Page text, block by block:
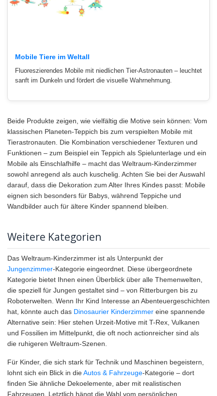
Mobile Tiere im Weltall
Fluoreszierendes Mobile mit niedlichen Tier-Astronauten – leuchtet
sanft im Dunkeln und fördert die visuelle Wahrnehmung.
Beide Produkte zeigen, wie vielfältig die Motive sein können: Vom
klassischen Planeten-Teppich bis zum verspielten Mobile mit
Tierastronauten. Die Kombination verschiedener Texturen und
Funktionen – zum Beispiel ein Teppich als Spielunterlage und ein
Mobile als Einschlafhilfe – macht das Weltraum-Kinderzimmer
sowohl anregend als auch kuschelig. Achten Sie bei der Auswahl
darauf, dass die Dekoration zum Alter Ihres Kindes passt: Mobile
eignen sich besonders für Babys, während Teppiche und
Wandbilder auch für ältere Kinder spannend bleiben.
Weitere Kategorien
Das Weltraum-Kinderzimmer ist als Unterpunkt der
Jungenzimmer-Kategorie eingeordnet. Diese übergeordnete
Kategorie bietet Ihnen einen Überblick über alle Themenwelten,
die speziell für Jungen gestaltet sind – von Ritterburgen bis zu
Roboterwelten. Wenn Ihr Kind Interesse an Abenteuergeschichten
hat, könnte auch das Dinosaurier Kinderzimmer eine spannende
Alternative sein: Hier stehen Urzeit-Motive mit T-Rex, Vulkanen
und Fossilien im Mittelpunkt, die oft noch actionreicher sind als
die ruhigeren Weltraum-Szenen.
Für Kinder, die sich stark für Technik und Maschinen begeistern,
lohnt sich ein Blick in dieAutos & Fahrzeuge-Kategorie – dort
finden Sie ähnliche Dekoelemente, aber mit realistischen
Fahrzeugen. Letztlich hängt die Wahl vom persönlichen